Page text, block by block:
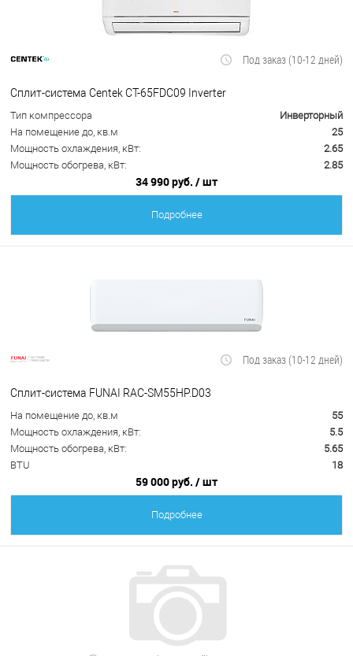
Под заказ (10-12 дней)
Сплит-система Centek CT-65FDC09 Inverter
Тип компрессора
Инверторный
На помещение до, кв.м
25
Мощность охлаждения, кВт:
2.65
Мощность обогрева, кВт:
2.85
34 990 руб. / шт
Подробнее
Под заказ (10-12 дней)
Сплит-система FUNAI RAC-SM55HP.D03
На помещение до, кв.м
55
Мощность охлаждения, кВт:
5.5
Мощность обогрева, кВт:
5.65
BTU
18
59 000 руб. / шт
Подробнее